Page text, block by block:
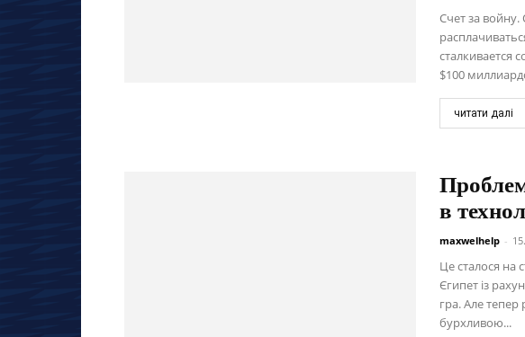
Счет за
сталкивается
$100
читати далі
в
maxwelhelp -
Це сталося на
Єгипет із
гра. Але
бурхливою...